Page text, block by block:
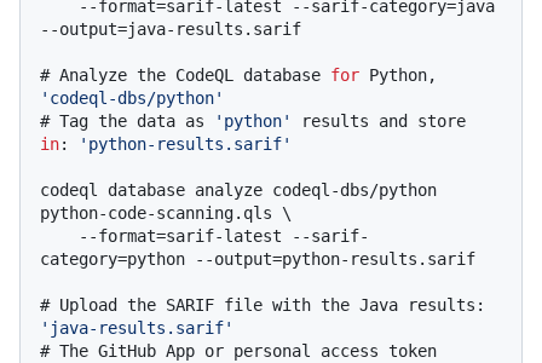
# Analyze the CodeQL database for
'codeql-dbs/python'
# Tag the data as 'python'
in: 'python-results.sarif'
codeql database analyze codeql-dbs/python
python-code-scanning.qls \
#
'java-results.sarif'
# The GitHub App or personal access token